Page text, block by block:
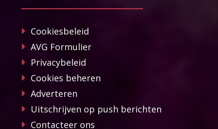
Cookiesbeleid
AVG Formulier
Privacybeleid
Cookies beheren
Adverteren
Uitschrijven op push berichten
Contacteer ons